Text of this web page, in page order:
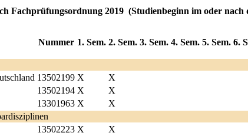
Fachprüfungsordnung 2019 (Studienbeginn im oder nach
Nummer 1. Sem. 2. Sem. 3. Sem. 4. Sem. 5. Sem. 6.
13502199 X
X
13502194 X
X
13301963 X
X
13502223 X
X